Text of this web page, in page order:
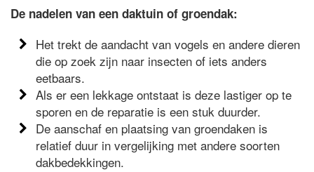
De nadelen van een daktuin of groendak:
Het trekt de aandacht van vogels en andere dieren
die op zoek zijn naar insecten of iets anders
eetbaars.
Als er een lekkage ontstaat is deze lastiger op te
sporen en de reparatie is een stuk duurder.
De aanschaf en plaatsing van groendaken is
relatief duur in vergelijking met andere soorten
dakbedekkingen.